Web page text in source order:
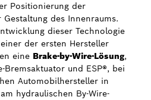
Positionierung der
des Innenraums.
dieser Technologie
der ersten Hersteller
eine Brake-by-Wire-Lösung,
Bremsaktuator und ESP®, bei
Automobilhersteller in
hydraulischen By-Wire-